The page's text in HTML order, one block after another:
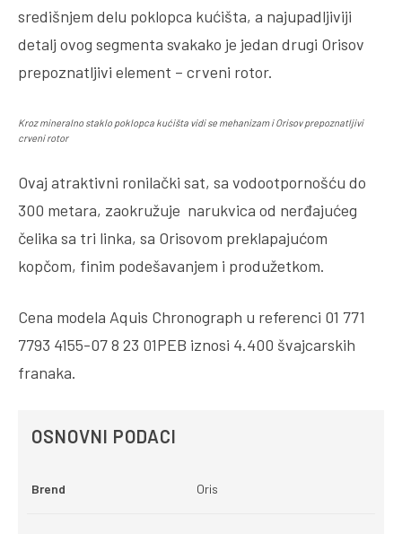
središnjem delu poklopca kućišta, a najupadljiviji
detalj ovog segmenta svakako je jedan drugi Orisov
prepoznatljivi element – crveni rotor.
Kroz mineralno staklo poklopca kućišta vidi se mehanizam i Orisov prepoznatljivi
crveni rotor
Ovaj atraktivni ronilački sat, sa vodootpornošću do
300 metara, zaokružuje narukvica od nerđajućeg
čelika sa tri linka, sa Orisovom preklapajućom
kopčom, finim podešavanjem i produžetkom.
Cena modela Aquis Chronograph u referenci 01 771
7793 4155-07 8 23 01PEB iznosi 4.400 švajcarskih
franaka.
OSNOVNI PODACI
Brend Oris